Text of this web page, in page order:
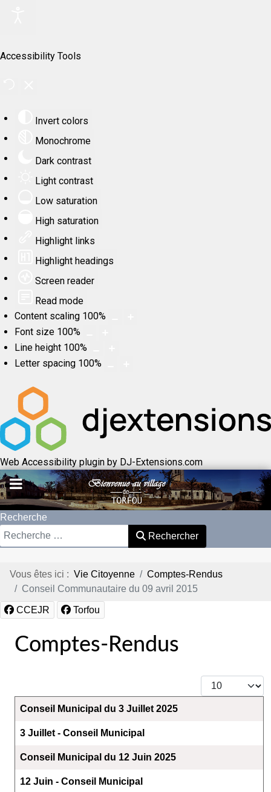
Accessibility Tools
Invert colors
Monochrome
Dark contrast
Light contrast
Low saturation
High saturation
Highlight links
Highlight headings
Screen reader
Read mode
Content scaling 100%
Font size 100%
Line height 100%
Letter spacing 100%
Web Accessibility plugin by DJ-Extensions.com
Recherche
Rechercher
Vous êtes ici : Vie Citoyenne
Comptes-Rendus
Conseil Communautaire du 09 avril 2015
CCEJR Torfou
Comptes-Rendus
Afficher #
Articles
Titre
Conseil Municipal du 3 Juillet 2025
3 Juillet - Conseil Municipal
Conseil Municipal du 12 Juin 2025
12 Juin - Conseil Municipal